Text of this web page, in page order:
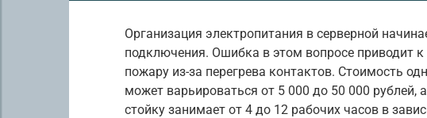
Организация электропитания в серверной
подключения. Ошибка в этом вопросе приводит
пожару из-за перегрева контактов. Стоимость
может варьироваться от 5 000 до 50 000 рублей,
стойку занимает от 4 до 12 рабочих часов в